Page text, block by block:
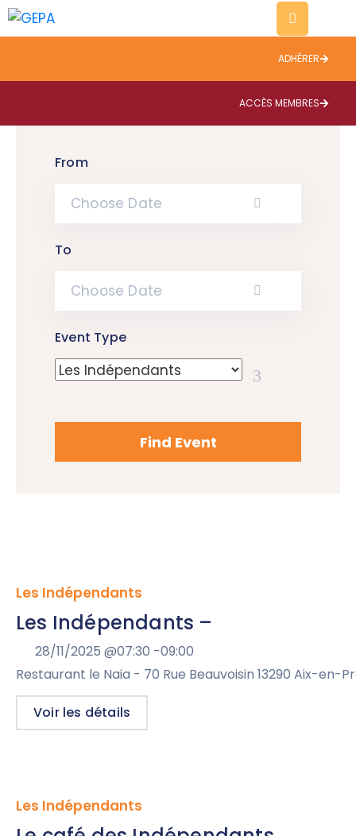
propos
ADHÉRER
ACCÈS MEMBRES
From
To
Event Type
Les Indépendants
Les Indépendants –
28/11/2025 @07:30 -09:00
Restaurant le Naia - 70 Rue Beauvoisin 13290 Aix-en-
Voir les détails
Les Indépendants